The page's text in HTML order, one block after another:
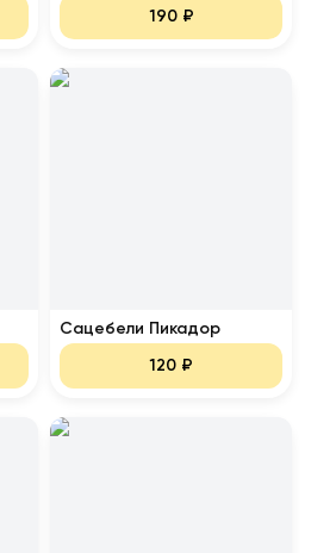
190₽
Сацебели Пикадор
120 ₽